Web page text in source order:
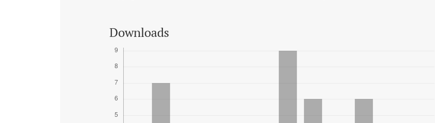
Downloads